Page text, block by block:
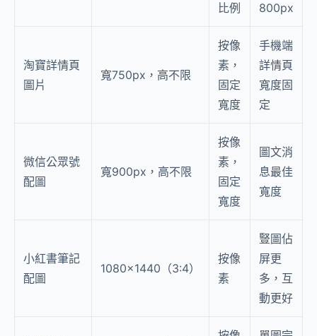
比例
800px
淘寶詳情頁
圖片
寬750px，高不限
按像
素，
固定
寬度
手機端
詳情頁
寬度固
定
微信公眾號
配圖
寬900px，高不限
按像
素，
固定
寬度
圖文消
息最佳
寬度
小紅書筆記
配圖
1080×1440（3:4）
按像
素
豎圖佔
屏更
多，互
動更好